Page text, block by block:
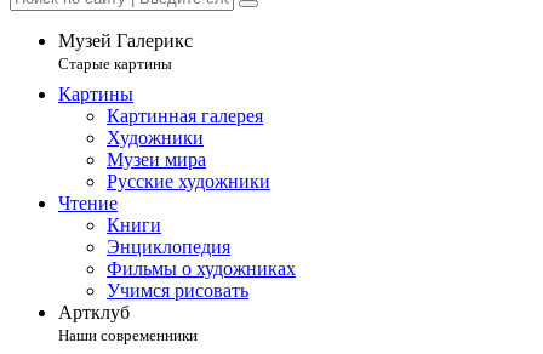
Музей Галерикс
Старые картины
Картины
Картинная галерея
Художники
Музеи мира
Русские художники
Чтение
Книги
Энциклопедия
Фильмы о художниках
Учимся рисовать
Артклуб
Наши современники